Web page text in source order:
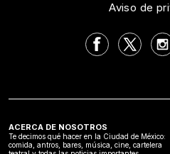
Aviso de
ACERCA DE NOSOTROS
Te decimos qué hacer en la Ciudad de México:
comida, antros, bares, música, cine, cartelera